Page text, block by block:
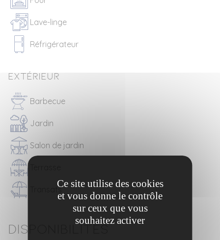
Lave-linge
Réfrigérateur
Extérieur
Barbecue
Jardin
Salon de jardin
Transats
Disponibilités
Ce site utilise des cookies
et vous donne le contrôle
sur ceux que vous
souhaitez activer